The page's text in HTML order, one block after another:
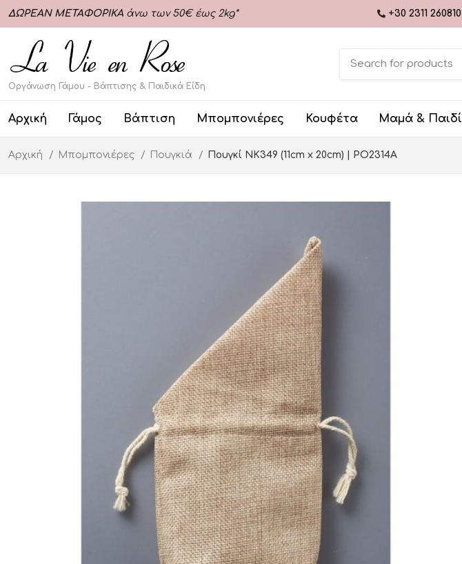
ΔΩΡΕΑΝ ΜΕΤΑΦΟΡΙΚΑ άνω των 50€ έως 2kg* +30 2311 260810
Οργάνωση Γάμου - Βάπτισης & Παιδικά Είδη
Αρχική Γάμος Βάπτιση Μπομπονιέρες Κουφέτα Μαμά & Παιδί
Αρχική Μπομπονιέρες Πουγκιά Πουγκί ΝΚ349 (11cm x 20cm) | PO2314A